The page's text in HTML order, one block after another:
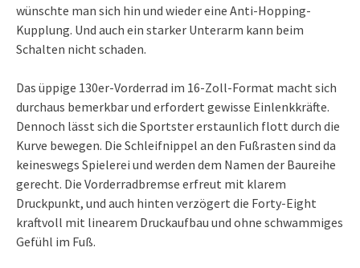
wünschte man sich hin und wieder eine Anti-Hopping-
Kupplung. Und auch ein starker Unterarm kann beim
Schalten nicht schaden.
Das üppige 130er-Vorderrad im 16-Zoll-Format macht sich
durchaus bemerkbar und erfordert gewisse Einlenkkräfte.
Dennoch lässt sich die Sportster erstaunlich flott durch die
Kurve bewegen. Die Schleifnippel an den Fußrasten sind da
keineswegs Spielerei und werden dem Namen der Baureihe
gerecht. Die Vorderradbremse erfreut mit klarem
Druckpunkt, und auch hinten verzögert die Forty-Eight
kraftvoll mit linearem Druckaufbau und ohne schwammiges
Gefühl im Fuß.